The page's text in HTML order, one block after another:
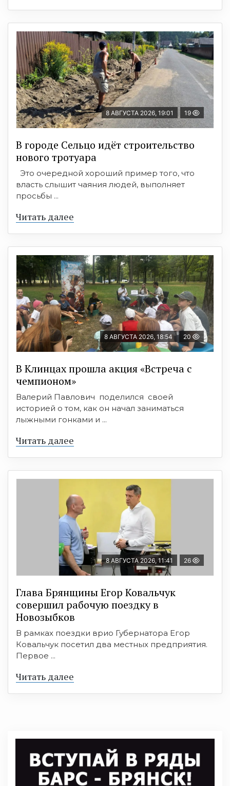
8 АВГУСТА 2026, 19:01 19
В городе Сельцо идёт строительство
нового тротуара
Это очередной хороший пример того, что
власть слышит чаяния людей, выполняет
просьбы ...
Читать далее
8 АВГУСТА 2026, 18:54 20
В Клинцах прошла акция «Встреча с
чемпионом»
Валерий Павлович поделился своей
историей о том, как он начал заниматься
лыжными гонками и ...
Читать далее
8 АВГУСТА 2026, 11:41 26
Глава Брянщины Егор Ковальчук
совершил рабочую поездку в
Новозыбков
В рамках поездки врио Губернатора Егор
Ковальчук посетил два местных предприятия.
Первое ...
Читать далее